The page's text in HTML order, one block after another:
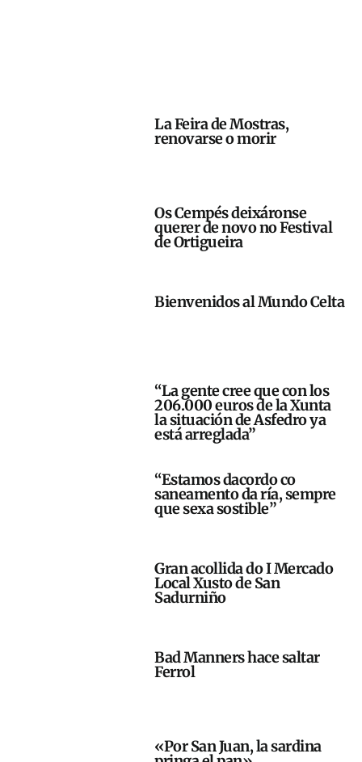
La Feira de Mostras,
renovarse o morir
Os Cempés deixáronse
querer de novo no Festival
de Ortigueira
Bienvenidos al Mundo Celta
“La gente cree que con los
206.000 euros de la Xunta
la situación de Asfedro ya
está arreglada”
“Estamos dacordo co
saneamento da ría, sempre
que sexa sostible”
Gran acollida do I Mercado
Local Xusto de San
Sadurniño
Bad Manners hace saltar
Ferrol
«Por San Juan, la sardina